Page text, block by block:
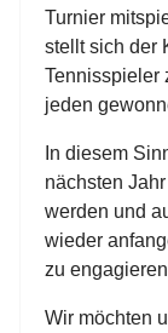
Turnier
stellt sich der
Tennisspieler
jeden
In diesem
nächsten
werden und
wieder
zu
Wir möchten